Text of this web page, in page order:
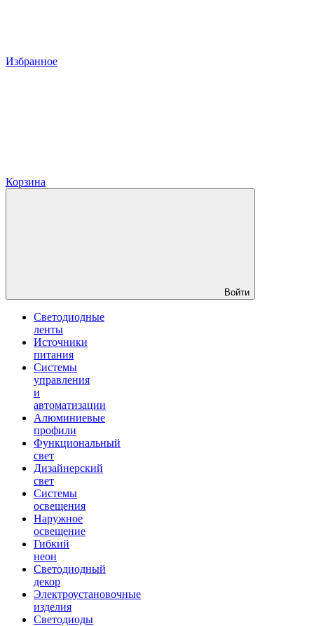
Избранное
Корзина
Войти
Светодиодные
ленты
Источники
питания
Системы
управления
и
автоматизации
Алюминиевые
профили
Функциональный
свет
Дизайнерский
свет
Системы
освещения
Наружное
освещение
Гибкий
неон
Светодиодный
декор
Электроустановочные
изделия
Светодиоды